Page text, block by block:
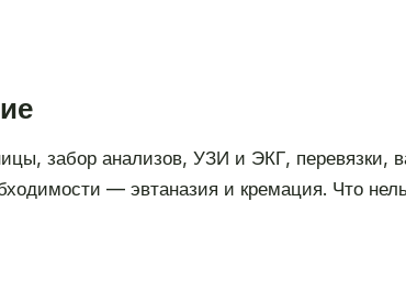
забор анализов, УЗИ и ЭКГ, перевязки,
— эвтаназия и кремация. Что